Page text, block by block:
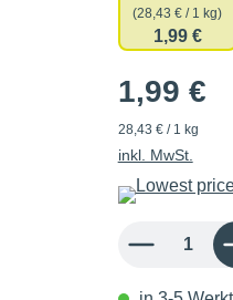
(28,43 € / 1 kg)
1,99 €
1,99 €
28,43 € / 1 kg
inkl. MwSt.
Produkt Anzahl: